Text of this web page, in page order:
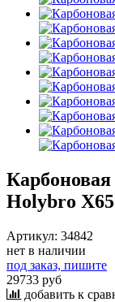
Holybro
Артикул: 34842
нет в наличии
под заказ, пишите
29733 руб
добавить к